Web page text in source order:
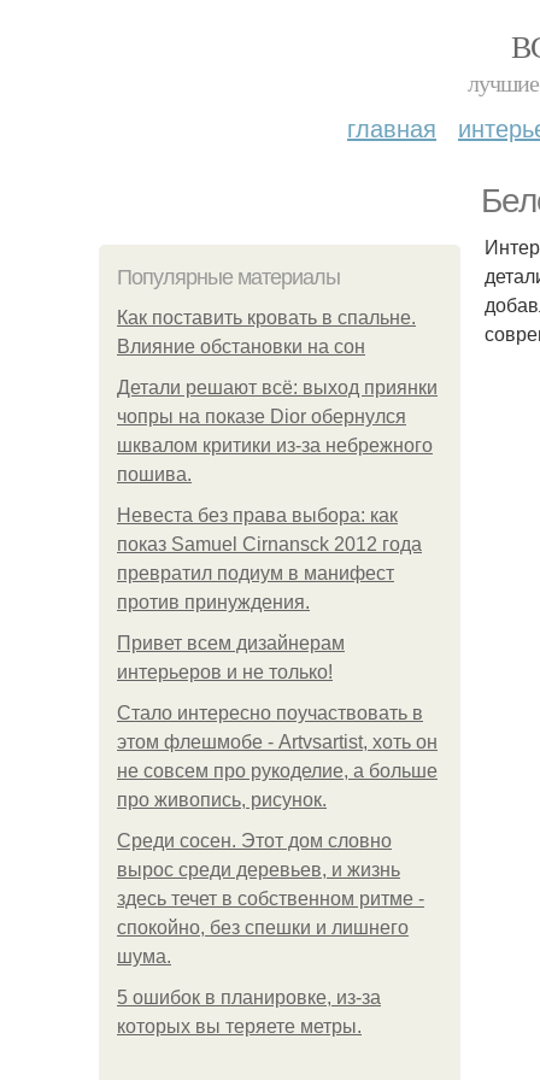
лучшие
главная
Популярные материалы
Как поставить кровать в спальне.
Влияние обстановки на сон
Детали решают всё: выход приянки
чопры на показе Dior обернулся
шквалом критики из-за небрежного
пошива.
Невеста без права выбора: как
показ Samuel Cirnansck 2012 года
превратил подиум в манифест
против принуждения.
Привет всем дизайнерам
интерьеров и не только!
Стало интересно поучаствовать в
этом флешмобе - Artvsartist, хоть он
не совсем про рукоделие, а больше
про живопись, рисунок.
Среди сосен. Этот дом словно
вырос среди деревьев, и жизнь
здесь течет в собственном ритме -
спокойно, без спешки и лишнего
шума.
5 ошибок в планировке, из-за
которых вы теряете метры.